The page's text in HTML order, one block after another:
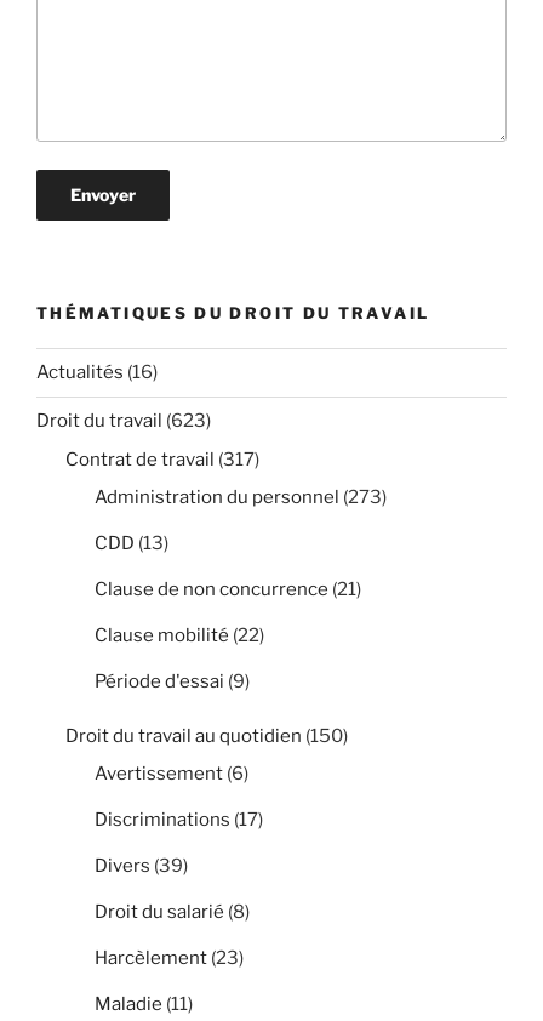
THÉMATIQUES DU DROIT DU TRAVAIL
Actualités (16)
Droit du travail (623)
Contrat de travail (317)
Administration du personnel (273)
CDD (13)
Clause de non concurrence (21)
Clause mobilité (22)
Période d'essai (9)
Droit du travail au quotidien (150)
Avertissement (6)
Discriminations (17)
Divers (39)
Droit du salarié (8)
Harcèlement (23)
Maladie (11)